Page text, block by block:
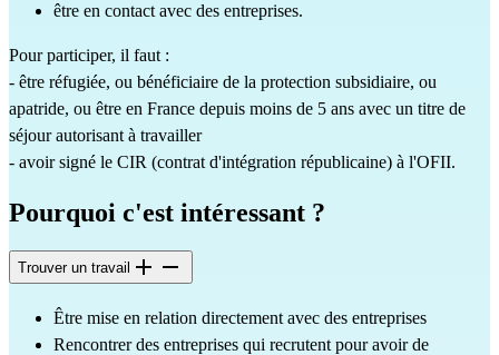
être en contact avec des entreprises.
Pour participer, il faut :
- être réfugiée, ou bénéficiaire de la protection subsidiaire, ou
apatride, ou être en France depuis moins de 5 ans avec un titre de
séjour autorisant à travailler
- avoir signé le CIR (contrat d'intégration républicaine) à l'OFII.
Pourquoi c'est intéressant ?
Trouver un travail
Être mise en relation directement avec des entreprises
Rencontrer des entreprises qui recrutent pour avoir de